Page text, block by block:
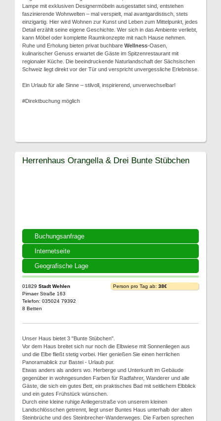
Lampe mit exklusiven Designermöbeln ausgestattet sind, entstehen
faszinierende Wohnwelten – mal verspielt, mal avantgardistisch, stets
einzigartig. Hier wird Wohnen zur Kunst und Leben zum Mittelpunkt, jedes
Detail erzählt seine eigene Geschichte. Wer sich in das Ambiente verliebt,
kann Möbel oder komplette Raumkonzepte mit nach Hause nehmen.
Ruhe und Erholung bieten privat buchbare Wellness-Oasen,
kulinarischer Genuss erwartet die Gäste im Spitzenrestaurant mit
regionaler Küche. Die beeindruckende Naturlandschaft der Sächsischen
Schweiz liegt direkt vor der Tür und verspricht unvergessliche Erlebnisse.
Ein Urlaub für alle Sinne – stilvoll, inspirierend, unverwechselbar!
#Direktbuchung möglich
Buchungsanfrage
Internetseite
Geografische Lage
Herrenhaus Orangella & Drei Bunte Stübchen
01829 Stadt Wehlen
Pirnaer Straße 163
Telefon: 035024 79392
8 Betten
Person pro Tag ab: 38€
Unser Haus bietet 3 "Bunte Stübchen".
Vor dem Haus breitet sich nur noch die Elbwiese mit Sonnenliegen aus
und die Elbe fließt stetig vorbei. Hier genießen Sie einen herrlichen
Panoramablick zur Bastei - Urlaub pur.
Etwas anders als anders wo. Herberge und Unterkunft im Gebäude
gegenüber in wohngesunden Farben für Radfahrer, Wanderer und alle
Gäste, die sich ein gutes Bett, ein praktisches Bad mit seitlichem Elbblick
und ein gutes Frühstück wünschen.
Durch eine kleine ruhige Anliegerstraße von unserem kleinen
Landschlösschen getrennt, liegt unser Buntes Haus unterhalb der alten
Steinbrüche und des Steinbrecher-Wanderweges. Die Farben sprechen